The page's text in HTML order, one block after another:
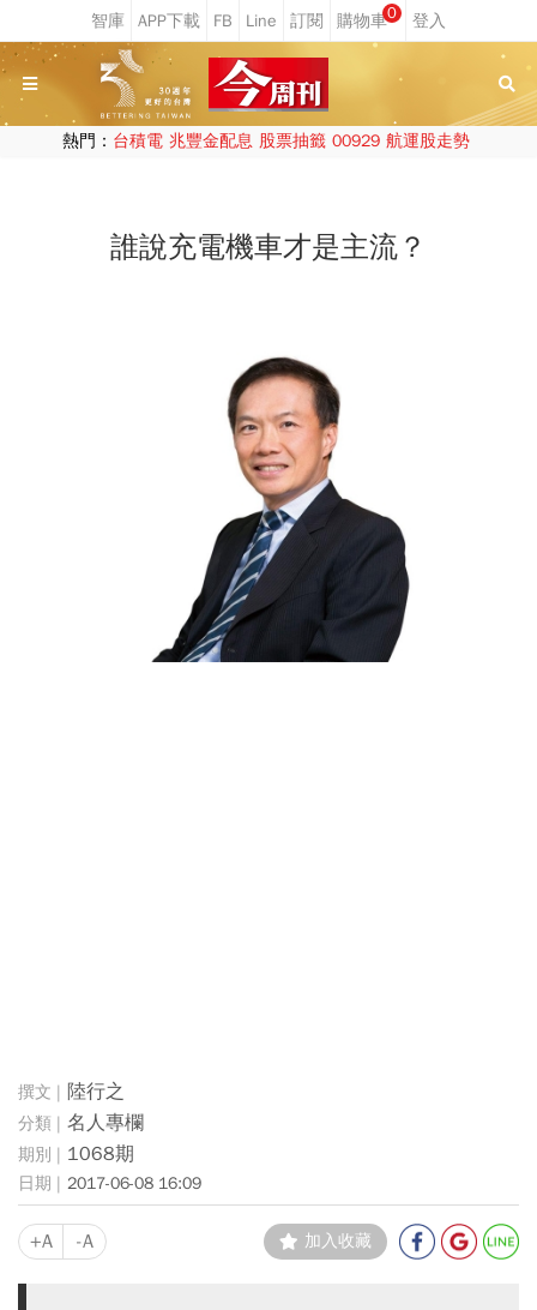
0
熱門： 台積電 兆豐金配息 股票抽籤 00929 航運股走勢
誰說充電機車才是主流？
陸行之
名人專欄
1068期
2017-06-08 16:09
+A -A 加入收藏